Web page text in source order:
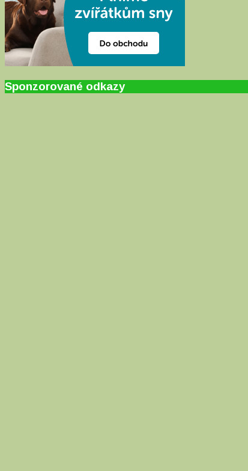
Sponzorované odkazy